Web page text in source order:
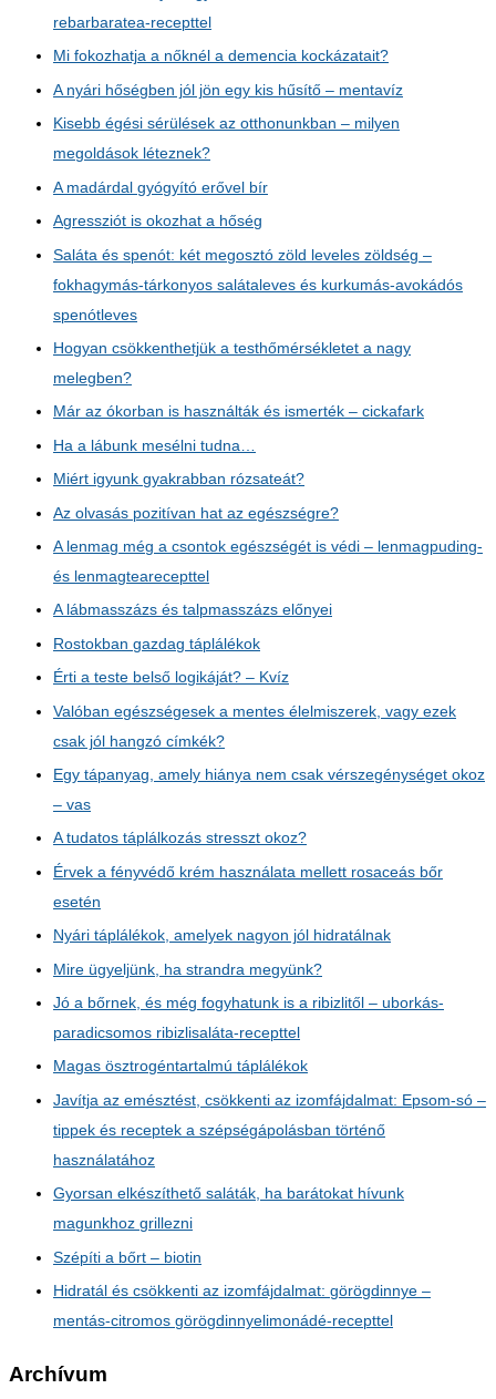
rebarbaratea-recepttel
Mi fokozhatja a nőknél a demencia kockázatait?
A nyári hőségben jól jön egy kis hűsítő – mentavíz
Kisebb égési sérülések az otthonunkban – milyen
megoldások léteznek?
A madárdal gyógyító erővel bír
Agressziót is okozhat a hőség
Saláta és spenót: két megosztó zöld leveles zöldség –
fokhagymás-tárkonyos salátaleves és kurkumás-avokádós
spenótleves
Hogyan csökkenthetjük a testhőmérsékletet a nagy
melegben?
Már az ókorban is használták és ismerték – cickafark
Ha a lábunk mesélni tudna…
Miért igyunk gyakrabban rózsateát?
Az olvasás pozitívan hat az egészségre?
A lenmag még a csontok egészségét is védi – lenmagpuding-
és lenmagtearecepttel
A lábmasszázs és talpmasszázs előnyei
Rostokban gazdag táplálékok
Érti a teste belső logikáját? – Kvíz
Valóban egészségesek a mentes élelmiszerek, vagy ezek
csak jól hangzó címkék?
Egy tápanyag, amely hiánya nem csak vérszegénységet okoz
– vas
A tudatos táplálkozás stresszt okoz?
Érvek a fényvédő krém használata mellett rosaceás bőr
esetén
Nyári táplálékok, amelyek nagyon jól hidratálnak
Mire ügyeljünk, ha strandra megyünk?
Jó a bőrnek, és még fogyhatunk is a ribizlitől – uborkás-
paradicsomos ribizlisaláta-recepttel
Magas ösztrogéntartalmú táplálékok
Javítja az emésztést, csökkenti az izomfájdalmat: Epsom-só –
tippek és receptek a szépségápolásban történő
használatához
Gyorsan elkészíthető saláták, ha barátokat hívunk
magunkhoz grillezni
Szépíti a bőrt – biotin
Hidratál és csökkenti az izomfájdalmat: görögdinnye –
mentás-citromos görögdinnyelimonádé-recepttel
Archívum